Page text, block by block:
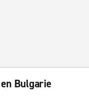
Bulgarie